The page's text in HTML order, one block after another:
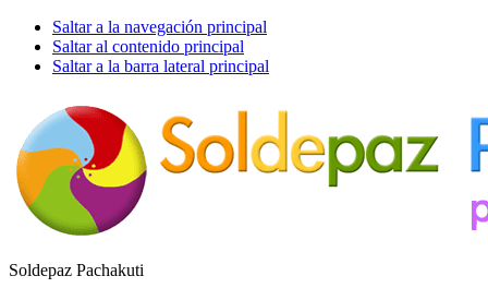
Saltar a la navegación principal
Saltar al contenido principal
Saltar a la barra lateral principal
Soldepaz Pachakuti